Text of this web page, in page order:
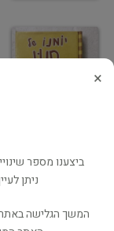
×
ביצענו מספר
ניתן
המשך הגלישה